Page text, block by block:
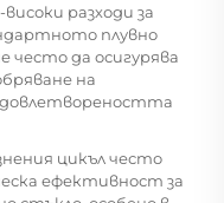
разходи за
плувно
често да осигурява
на
цикъл често
ефективност за